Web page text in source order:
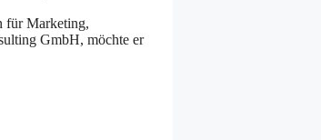
für Marketing,
GmbH, möchte er